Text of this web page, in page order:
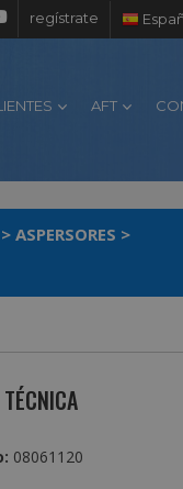
regístrate
AFT
> ASPERSORES >
08061120